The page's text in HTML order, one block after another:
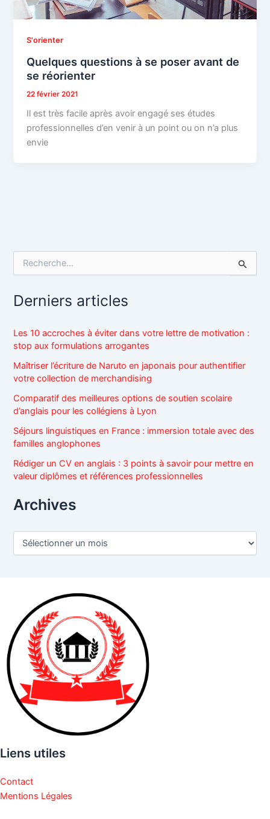
S'orienter
Quelques questions à se poser avant de
se réorienter
22 février 2021
Il est très facile après avoir engagé ses études
professionnelles d’en venir à un point ou on n’a plus
envie
e
c
e
r
Derniers articles
Les 10 accroches à éviter dans votre lettre de motivation :
stop aux formulations arrogantes
Maîtriser l’écriture de Naruto en japonais pour authentifier
votre collection de merchandising
Comparatif des meilleures options de soutien scolaire
d’anglais pour les collégiens à Lyon
Séjours linguistiques en France : immersion totale avec des
familles anglophones
Rédiger un CV en anglais : 3 points à savoir pour mettre en
valeur diplômes et références professionnelles
Archives
A
Liens utiles
Contact
Mentions Légales